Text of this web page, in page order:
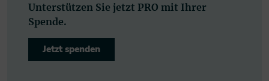
Unterstützen Sie jetzt PRO mit Ihrer
Spende.
Jetzt spenden